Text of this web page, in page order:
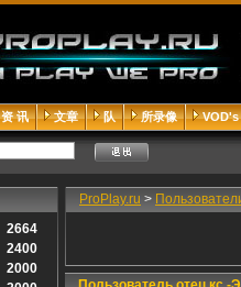
资 讯 文章 队 所录像 VOD's
2664
2400
2000
ProPlay.ru >